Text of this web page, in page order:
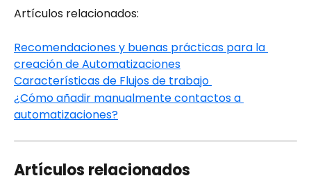
Artículos relacionados:
Recomendaciones y buenas prácticas para la
creación de Automatizaciones
Características de Flujos de trabajo
¿Cómo añadir manualmente contactos a
automatizaciones?
Artículos relacionados